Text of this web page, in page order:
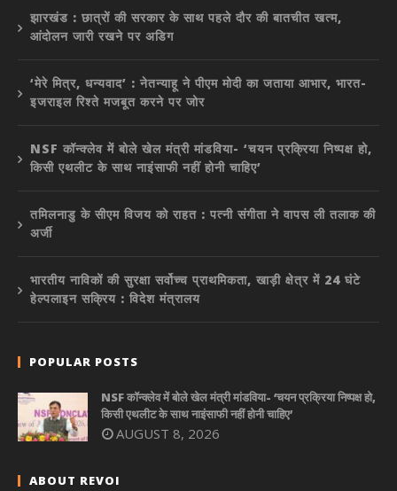
झारखंड : छात्रों की सरकार के साथ पहले दौर की बातचीत खत्म,
आंदोलन जारी रखने पर अडिग
‘मेरे मित्र, धन्यवाद’ : नेतन्याहू ने पीएम मोदी का जताया आभार, भारत-
इजराइल रिश्ते मजबूत करने पर जोर
NSF कॉन्क्लेव में बोले खेल मंत्री मांडविया- ‘चयन प्रक्रिया निष्पक्ष हो,
किसी एथलीट के साथ नाइंसाफी नहीं होनी चाहिए’
तमिलनाडु के सीएम विजय को राहत : पत्नी संगीता ने वापस ली तलाक की
अर्जी
भारतीय नाविकों की सुरक्षा सर्वोच्च प्राथमिकता, खाड़ी क्षेत्र में 24 घंटे
हेल्पलाइन सक्रिय : विदेश मंत्रालय
POPULAR POSTS
NSF कॉन्क्लेव में बोले खेल मंत्री मांडविया- ‘चयन प्रक्रिया निष्पक्ष हो,
किसी एथलीट के साथ नाइंसाफी नहीं होनी चाहिए’
AUGUST 8, 2026
ABOUT REVOI